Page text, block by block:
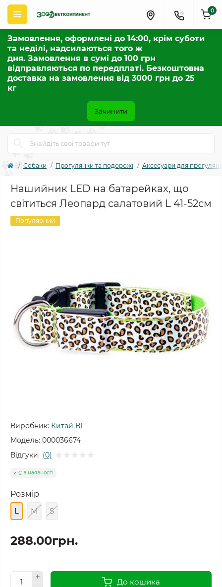
Замовлення, оформлені до 14:00, крім суботи
та неділі, надсилаються того ж
дня. Замовлення в сумі до 100 грн
відправляються по передплаті. Безкоштовна
доставка на замовлення від 3000 грн до 25
кг
Зачинити
0
Собаки Прогулянки та подорожі Аксесуари для
Нашийник LED на батарейках, що
світиться Леопард салатовий L 41-52см
Популярний
Виробник: Китай ВІ
Модель: 000036674
Відгуки: (0)
Є в наявності
Розмір
L
M S
288.00грн.
До кошика